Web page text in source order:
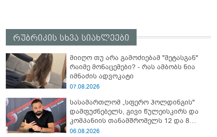
რუბრიკის სხვა სიახლეები
მიიღო თუ არა გამოძიებამ "მეტასგან"
რაიმე მონაცემები? - რას ამბობს ნია
იმნაძის ადვოკატი
07.08.2026
სასამართლომ „სფერო ჰოლდინგის"
დამფუძნებელს, გივი წულეისკირს და
კომპანიის თანამშრომელს 12 და 8
წლით თავისუფლების აღკვეთა
06.08.2026